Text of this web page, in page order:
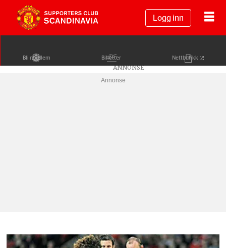
Logg inn
Bli medlem Billetter Nettbutikk
Annonse